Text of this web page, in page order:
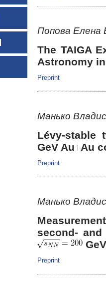
Попова Елена
The TAIGA
Astronomy
Preprint
Манько
Lévy-stable
GeV Au
Au
Preprint
Манько
second-
GeV
Preprint